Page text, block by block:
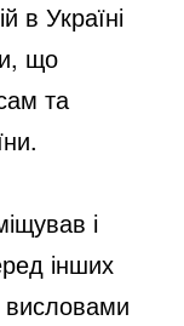
в Україні
що
та
і
інших
висловами